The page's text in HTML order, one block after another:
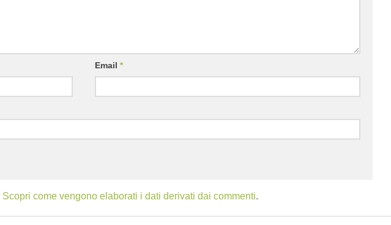
Email*
Scopri come vengono elaborati i dati derivati dai commenti.